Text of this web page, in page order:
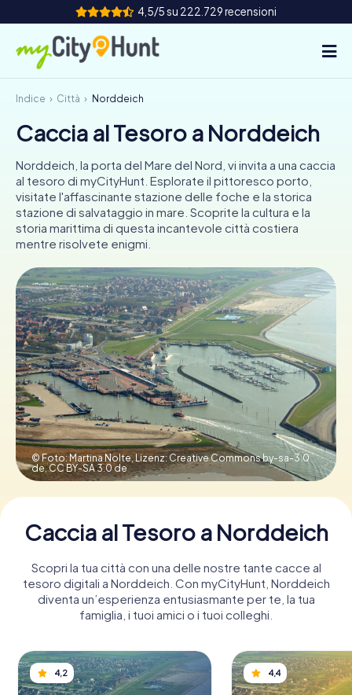
4,5/5 su 222.729 recensioni
Come funziona
Città
Tour
Team Building
Biglietti
INT AT CH
DE
ES
FR UK
IE
IT
NL
Prenota Biglietti
Acquista i Voucher
Indice Città Norddeich
Caccia al Tesoro a Norddeich
Norddeich, la porta del Mare del Nord, vi invita a una caccia
al tesoro di myCityHunt. Esplorate il pittoresco porto,
visitate l'affascinante stazione delle foche e la storica
stazione di salvataggio in mare. Scoprite la cultura e la
storia marittima di questa incantevole città costiera
mentre risolvete enigmi.
© Foto: Martina Nolte, Lizenz: Creative Commons by-sa-3.0
de,CC BY-SA 3.0 de
Caccia al Tesoro a Norddeich
Scopri la tua città con una delle nostre tante cacce al
tesoro digitali a Norddeich. Con myCityHunt, Norddeich
diventa un’esperienza entusiasmante per te, la tua
famiglia, i tuoi amici o i tuoi colleghi.
4,2 4,4